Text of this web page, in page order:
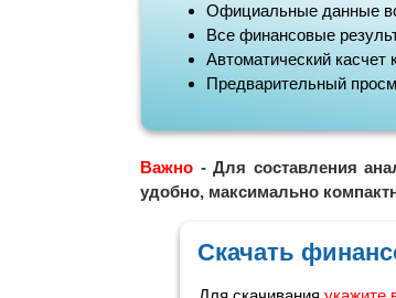
Официальные данные
Все финансовые
Автоматический касчет
Предварительный
Важно - Для составления
удобно, максимально
Скачать